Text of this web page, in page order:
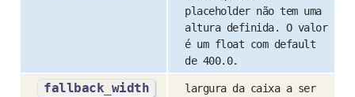
placeholder não tem uma
altura definida. O valor
é um float com default
de 400.0.
fallback_width
largura da caixa a ser